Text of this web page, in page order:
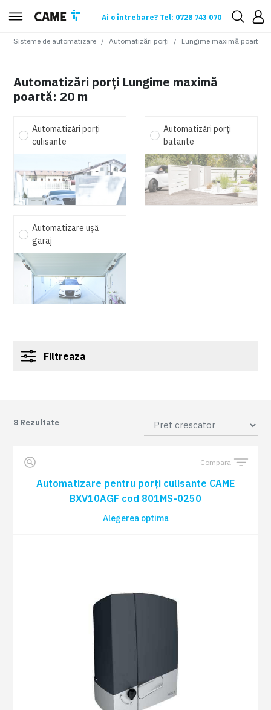
Ai o întrebare? Tel: 0728 743 070
Sisteme de automatizare Automatizări porți Lungime maximă poartă
Automatizări porți Lungime maximă
poartă: 20 m
Automatizări porți
culisante
Automatizări porți
batante
Automatizare ușă
garaj
Filtreaza
8 Rezultate
Compara
Automatizare pentru porți culisante CAME
BXV10AGF cod 801MS-0250
Alegerea optima